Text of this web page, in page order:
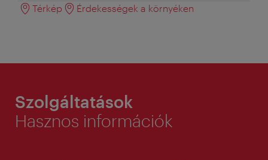
Térkép
Érdekességek a környéken
Szolgáltatások
Hasznos információk